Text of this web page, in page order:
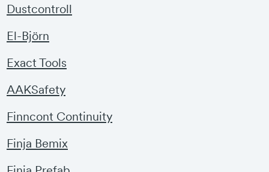
Dustcontroll
El-Björn
Exact Tools
AAKSafety
Finncont Continuity
Finja Bemix